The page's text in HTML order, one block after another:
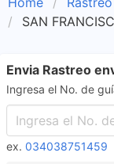
SAN
Envia Rastreo
Ingresa el No. de
ex. 034038751459